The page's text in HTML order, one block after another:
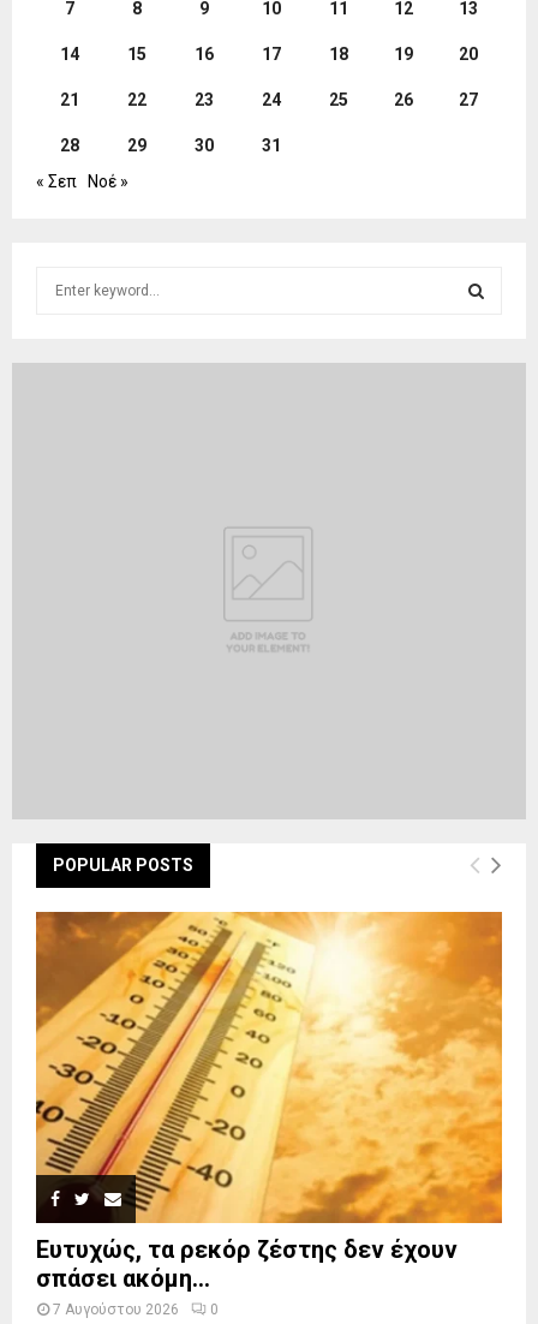
7 8 9 10 11 12 13
14 15 16 17 18 19 20
21 22 23 24 25 26 27
28 29 30
31
« Σεπ
Νοέ »
POPULAR POSTS
Ευτυχώς, τα ρεκόρ ζέστης δεν έχουν
σπάσει ακόμη...
7 Αυγούστου 2026 0